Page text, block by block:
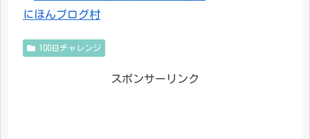
にほんブログ村
100日チャレンジ
スポンサーリンク